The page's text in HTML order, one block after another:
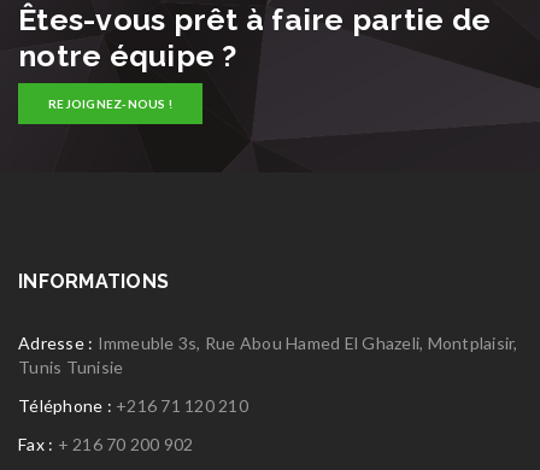
Êtes-vous prêt à faire partie de
notre équipe ?
REJOIGNEZ-NOUS !
INFORMATIONS
Adresse : Immeuble 3s, Rue Abou Hamed El Ghazeli, Montplaisir,
Tunis Tunisie
Téléphone : +216 71 120 210
Fax : + 216 70 200 902